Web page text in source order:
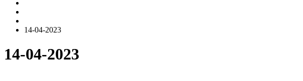
14-04-2023
14-04-2023